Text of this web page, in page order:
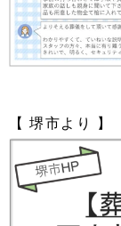
【 堺市より 】